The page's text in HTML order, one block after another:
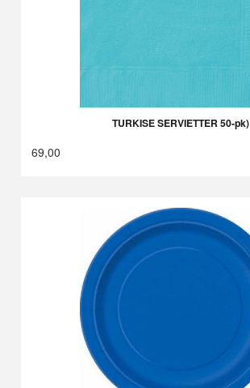
TURKISE SERVIETTER 50-pk)
69,00